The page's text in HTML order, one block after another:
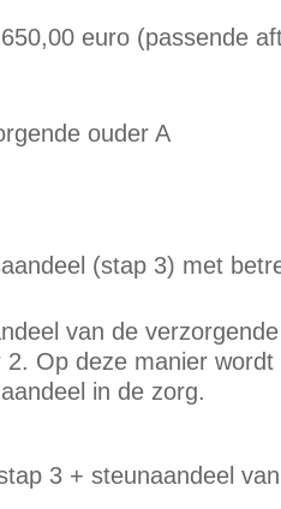
euro (passende
ouder A
(stap 3) met
van de
Op deze manier
in de zorg.
3 + steunaandeel